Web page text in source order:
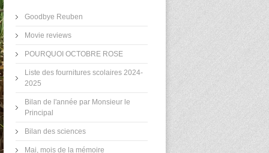
Goodbye Reuben
Movie reviews
POURQUOI OCTOBRE ROSE
Liste des fournitures scolaires 2024-
2025
Bilan de l'année par Monsieur le
Principal
Bilan des sciences
Mai, mois de la mémoire